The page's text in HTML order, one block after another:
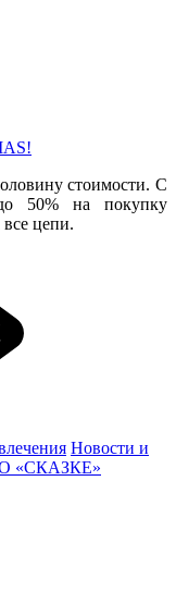
стоимости. С
50% на покупку
цепи.
Новости и
«СКАЗКЕ»